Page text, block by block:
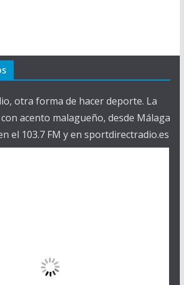
otra forma de hacer deporte. La
acento malagueño, desde Málaga
el 103.7 FM y en sportdirectradio.es